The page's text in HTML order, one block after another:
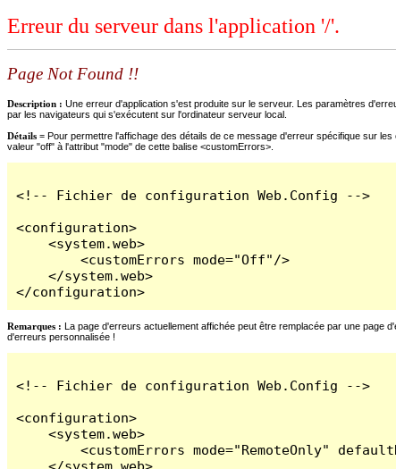
Erreur du serveur dans l'application '/'.
Page Not Found !!
Description : Une erreur d'application s'est produite sur le serveur. Les paramètres
par les navigateurs qui s'exécutent sur l'ordinateur serveur local.
Détails = Pour permettre l'affichage des détails de ce message d'erreur spécifique sur
valeur "off" à l'attribut "mode" de cette balise <customErrors>.
<!-- Fichier de configuration Web.Config -->
<configuration>
    <system.web>
        <customErrors mode="Off"/>
    </system.web>
</configuration>
Remarques : La page d'erreurs actuellement affichée peut être remplacée par une page
d'erreurs personnalisée !
<!-- Fichier de configuration Web.Config -->
<configuration>
    <system.web>
<customErrors mode="RemoteOnly"
    </system.web>